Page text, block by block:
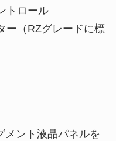
トロール
ー（RZグレードに標
メント液晶パネルを